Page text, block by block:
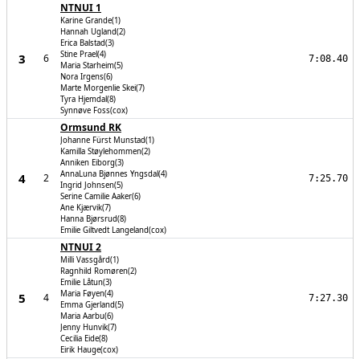
3 6
NTNUI 1
Karine Grande(1)
Hannah Ugland(2)
Erica Balstad(3)
Stine Prael(4)
Maria Starheim(5)
Nora Irgens(6)
Marte Morgenlie Skei(7)
Tyra Hjemdal(8)
Synnøve Foss(cox)
7:08.40
4 2
Ormsund RK
Johanne Fürst Munstad(1)
Kamilla Støylehommen(2)
Anniken Eiborg(3)
AnnaLuna Bjønnes Yngsdal(4)
Ingrid Johnsen(5)
Serine Camilie Aaker(6)
Ane Kjærvik(7)
Hanna Bjørsrud(8)
Emilie Giltvedt Langeland(cox)
7:25.70
5 4
NTNUI 2
Milli Vassgård(1)
Ragnhild Romøren(2)
Emilie Låtun(3)
Maria Føyen(4)
Emma Gjerland(5)
Maria Aarbu(6)
Jenny Hunvik(7)
Cecilia Eide(8)
Eirik Hauge(cox)
7:27.30